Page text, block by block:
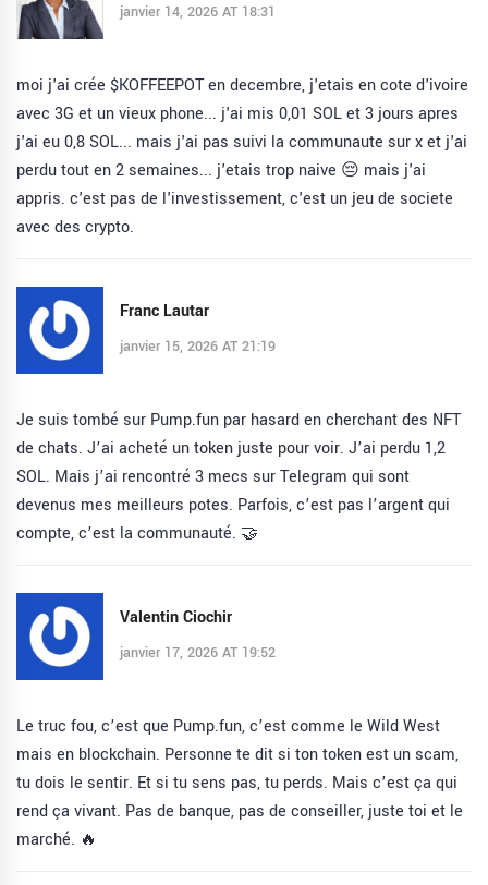
janvier 14, 2026 AT 18:31
moi j'ai crée $KOFFEEPOT en decembre, j'etais en cote d'ivoire
avec 3G et un vieux phone... j'ai mis 0,01 SOL et 3 jours apres
j'ai eu 0,8 SOL... mais j'ai pas suivi la communaute sur x et j'ai
perdu tout en 2 semaines... j'etais trop naive 😔 mais j'ai
appris. c'est pas de l'investissement, c'est un jeu de societe
avec des crypto.
Franc Lautar
janvier 15, 2026 AT 21:19
Je suis tombé sur Pump.fun par hasard en cherchant des NFT
de chats. J’ai acheté un token juste pour voir. J’ai perdu 1,2
SOL. Mais j’ai rencontré 3 mecs sur Telegram qui sont
devenus mes meilleurs potes. Parfois, c’est pas l’argent qui
compte, c’est la communauté. 🤝
Valentin Ciochir
janvier 17, 2026 AT 19:52
Le truc fou, c’est que Pump.fun, c’est comme le Wild West
mais en blockchain. Personne te dit si ton token est un scam,
tu dois le sentir. Et si tu sens pas, tu perds. Mais c’est ça qui
rend ça vivant. Pas de banque, pas de conseiller, juste toi et le
marché. 🔥